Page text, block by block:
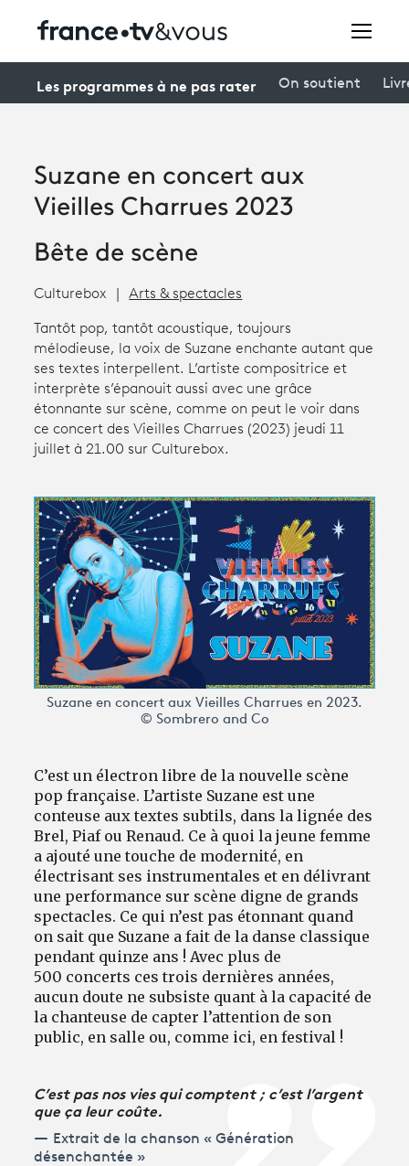
connexion
Creators
Productions et innovation
Programme tv
Les programmes à ne pas rater On soutient
Suzane en concert aux
Vieilles Charrues 2023
Bête de scène
Culturebox Arts & spectacles
Tantôt pop, tantôt acoustique, toujours
mélodieuse, la voix de Suzane enchante autant que
ses textes interpellent. L’artiste compositrice et
interprète s’épanouit aussi avec une grâce
étonnante sur scène, comme on peut le voir dans
ce concert des Vieilles Charrues (2023) jeudi 11
juillet à 21.00 sur Culturebox.
Suzane en concert aux Vieilles Charrues en 2023.
© Sombrero and Co
C’est un électron libre de la nouvelle scène
pop française. L’artiste Suzane est une
conteuse aux textes subtils, dans la lignée des
Brel, Piaf ou Renaud. Ce à quoi la jeune femme
a ajouté une touche de modernité, en
électrisant ses instrumentales et en délivrant
une performance sur scène digne de grands
spectacles. Ce qui n’est pas étonnant quand
on sait que Suzane a fait de la danse classique
pendant quinze ans ! Avec plus de
500 concerts ces trois dernières années,
aucun doute ne subsiste quant à la capacité de
la chanteuse de capter l’attention de son
public, en salle ou, comme ici, en festival !
C’est pas nos vies qui comptent ; c’est l’argent
que ça leur coûte.
Extrait de la chanson « Génération
désenchantée »